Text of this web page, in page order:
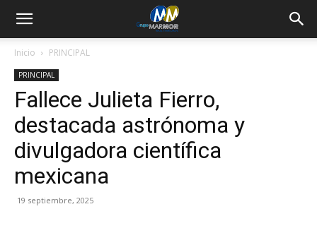
Inicio PRINCIPAL
PRINCIPAL
Fallece Julieta Fierro,
destacada astrónoma y
divulgadora científica
mexicana
19 septiembre, 2025